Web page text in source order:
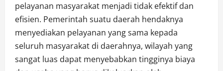
pelayanan masyarakat menjadi tidak efektif dan
efisien. Pemerintah suatu daerah hendaknya
menyediakan pelayanan yang sama kepada
seluruh masyarakat di daerahnya, wilayah yang
sangat luas dapat menyebabkan tingginya biaya